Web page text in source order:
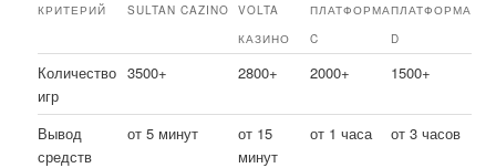
КРИТЕРИЙ SULTAN CAZINO
VOLTA
КАЗИНО
ПЛАТФОРМА
C
ПЛАТФОРМА
D
Количество
игр
3500+ 2800+ 2000+ 1500+
Вывод
средств
от 5 минут
от 15
минут
от 1 часа от 3 часов